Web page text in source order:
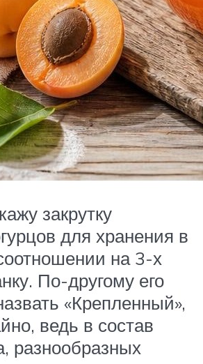
закрутку
для хранения в
на 3-х
По-другому его
«Крепленный»,
ведь в состав
разнообразных